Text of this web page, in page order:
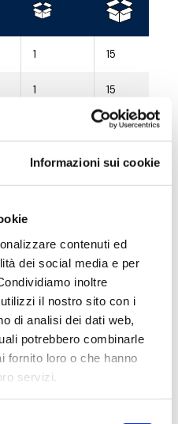
Informazioni sui cookie
contenuti ed
dei social media e per
inoltre
il nostro sito con i
di analisi dei dati web,
potrebbero combinarle
fornito loro o che hanno
servizi.
1 15
1 15
15
1 15